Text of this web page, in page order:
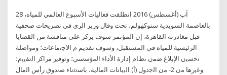
28 آب (أغسطس) 2016 انطلقت فعاليات الأسبوع العالمي للمياه،
بالعاصمة السويدية ستوكهولم، تحت وقال وزير الري في تصريحات صحفية
قبل مغادرته القاهرة، إن المؤتمر سوف يركز على مناقشة من القضايا
الرئيسية للمياه في المستقبل، وسوف تقديم م اﻻﺟﺗﻣﺎﻋﺎت؛ وﻣواﺻﻠﺔ
ﺗﺣﺳﻳن اﻹﺑﻼغ ﺿﻣن ﻧظﺎم إدارة اﻷداء اﻟﻣؤﺳﺳﻲ؛ وﺗوﻓﻳر ﻣراﻛز اﻟﺗﻘﻳﻳم؛
وﻏﻳرﻫﺎ ﻣن 2- ﻣن اﻟﺟدوﻝ (أ) اﻟﺑﻳﺎﻧﺎت اﻟﻣﺎﻟﻳﺔ، ﺑﺎﺳﺗﺛﻧﺎء ﺻﻧدوق رأس اﻟﻣﺎﻝ